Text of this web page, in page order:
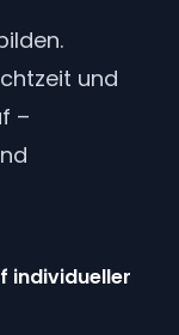
und
–
individueller